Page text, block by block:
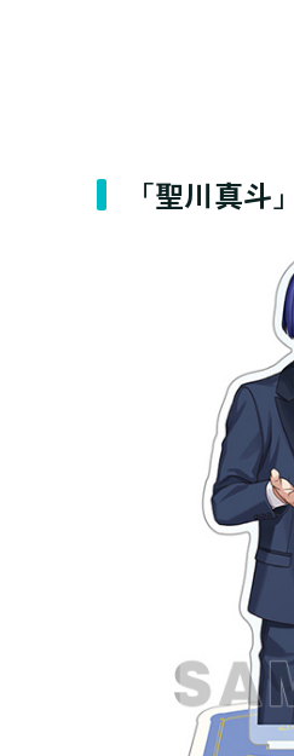
「聖川真斗」